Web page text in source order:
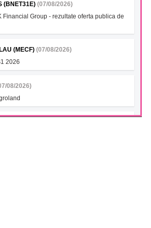
(BNET31E) (07/08/2026)
Financial Group - rezultate oferta publica de
(MECF) (07/08/2026)
2026
08/2026)